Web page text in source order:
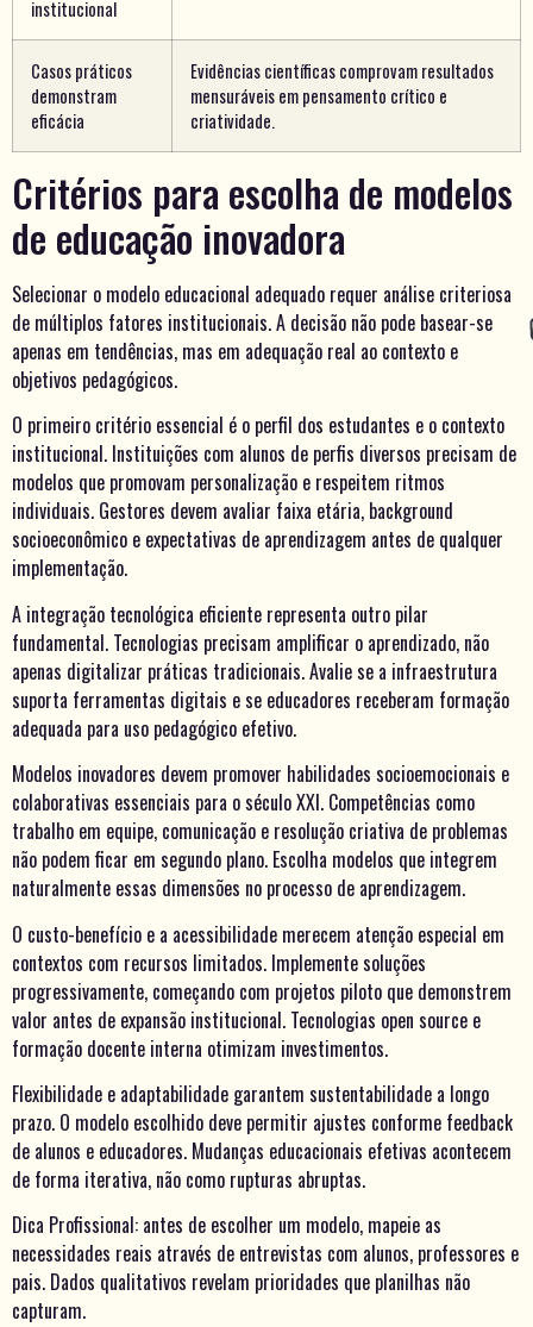
institucional
Casos práticos
demonstram
eficácia
Evidências científicas comprovam resultados
mensuráveis em pensamento crítico e
criatividade.
Critérios para escolha de modelos
de educação inovadora
Selecionar o modelo educacional adequado requer análise criteriosa
de múltiplos fatores institucionais. A decisão não pode basear-se
apenas em tendências, mas em adequação real ao contexto e
objetivos pedagógicos.
O primeiro critério essencial é o perfil dos estudantes e o contexto
institucional. Instituições com alunos de perfis diversos precisam de
modelos que promovam personalização e respeitem ritmos
individuais. Gestores devem avaliar faixa etária, background
socioeconômico e expectativas de aprendizagem antes de qualquer
implementação.
A integração tecnológica eficiente representa outro pilar
fundamental. Tecnologias precisam amplificar o aprendizado, não
apenas digitalizar práticas tradicionais. Avalie se a infraestrutura
suporta ferramentas digitais e se educadores receberam formação
adequada para uso pedagógico efetivo.
Modelos inovadores devem promover habilidades socioemocionais e
colaborativas essenciais para o século XXI. Competências como
trabalho em equipe, comunicação e resolução criativa de problemas
não podem ficar em segundo plano. Escolha modelos que integrem
naturalmente essas dimensões no processo de aprendizagem.
O custo-benefício e a acessibilidade merecem atenção especial em
contextos com recursos limitados. Implemente soluções
progressivamente, começando com projetos piloto que demonstrem
valor antes de expansão institucional. Tecnologias open source e
formação docente interna otimizam investimentos.
Flexibilidade e adaptabilidade garantem sustentabilidade a longo
prazo. O modelo escolhido deve permitir ajustes conforme feedback
de alunos e educadores. Mudanças educacionais efetivas acontecem
de forma iterativa, não como rupturas abruptas.
Dica Profissional: antes de escolher um modelo, mapeie as
necessidades reais através de entrevistas com alunos, professores e
pais. Dados qualitativos revelam prioridades que planilhas não
capturam.